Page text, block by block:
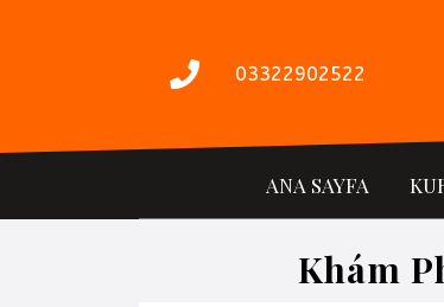
03322902522
ANA SAYFA
Khám